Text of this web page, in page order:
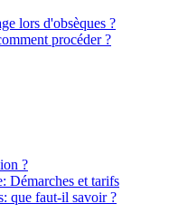
lors d'obsèques ?
procéder ?
?
Démarches et tarifs
que faut-il savoir ?